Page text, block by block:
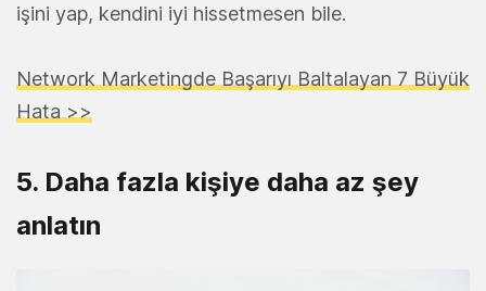
işini yap, kendini iyi hissetmesen bile.
Network Marketingde Başarıyı Baltalayan 7 Büyük
Hata >>
5. Daha fazla kişiye daha az şey
anlatın